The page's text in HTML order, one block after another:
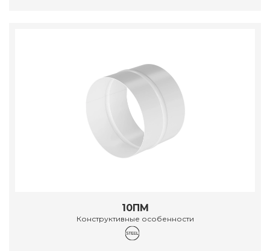
10ПМ
Конструктивные особенности